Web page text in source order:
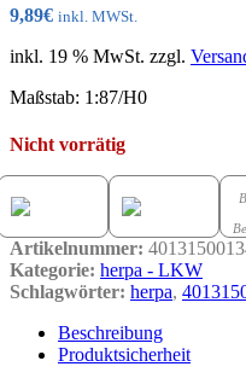
9,89€ inkl. MWSt.
inkl. 19 % MwSt. zzgl.
Maßstab: 1:87/H0
Nicht vorrätig
Artikelnummer:
Kategorie: herpa - LKW
Schlagwörter: herpa,
Beschreibung
Produktsicherheit